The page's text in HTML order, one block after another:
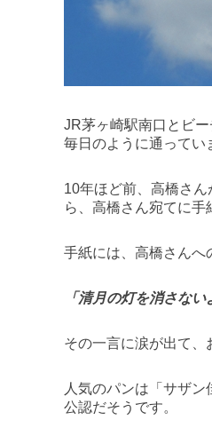
JR茅ヶ崎駅南口とビ
毎日のように通ってい
10年ほど前、高橋さ
ら、高橋さん宛てに手
手紙には、高橋さんへ
「清月の灯を消さな
その一言に涙が出て、
人気のパンは「サザ
公認だそうです。